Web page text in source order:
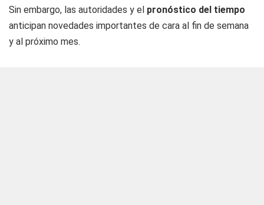
Sin embargo, las autoridades y el pronóstico del tiempo
anticipan novedades importantes de cara al fin de semana
y al próximo mes.